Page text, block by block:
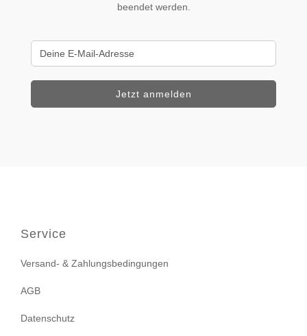
beendet werden.
Service
Versand- & Zahlungsbedingungen
AGB
Datenschutz